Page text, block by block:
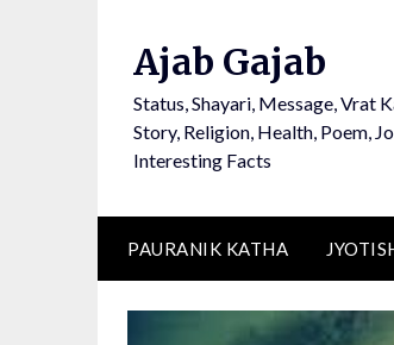
Ajab Gajab
Status, Shayari, Message, Vrat
Story, Religion, Health, Poem,
Interesting Facts
PAURANIK KATHA